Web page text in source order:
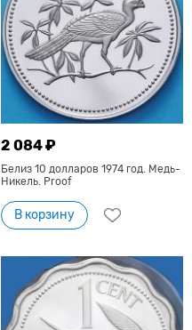
2 084 ₽
Белиз 10 долларов 1974 год. Медь-
Никель. Proof
В корзину